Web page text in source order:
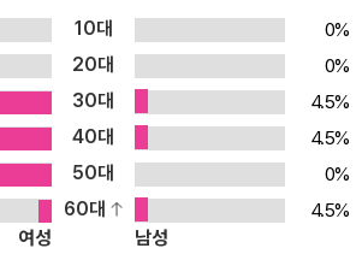
학적으로 보아도 만약 바람이 소리 없이 움
바람의 존재를 무시했을지 모릅니다. 주인공
말소리에도 귀를 기울입니다. 그러기에 팽이
수 있습니다. 세상의 모든 존재의 이야기에
, 바로 『바람을 만났어요』입니다. 세상의
작되었을까? 바람은 자신이 세상을 구경하
이야기합니다. 숲속에 사는 팽이에게 바람이
신기하고 흥미롭습니다. 게다가 바람은 여우
10대
0%
20대
0%
30대
4.5%
40대
4.5%
50대
0%
60대
4.5%
여성
남성